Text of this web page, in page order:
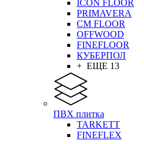
ICON FLOOR
PRIMAVERA
CM FLOOR
OFFWOOD
FINEFLOOR
КУБЕРПОЛ
+ ЕЩЕ 13
ПВХ плитка
TARKETT
FINEFLEX